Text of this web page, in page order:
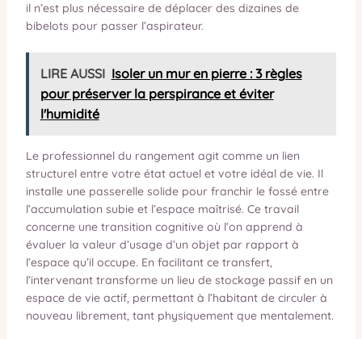
il n’est plus nécessaire de déplacer des dizaines de
bibelots pour passer l’aspirateur.
LIRE AUSSI Isoler un mur en pierre : 3 règles
pour préserver la perspirance et éviter
l'humidité
Le professionnel du rangement agit comme un lien
structurel entre votre état actuel et votre idéal de vie. Il
installe une passerelle solide pour franchir le fossé entre
l’accumulation subie et l’espace maîtrisé. Ce travail
concerne une transition cognitive où l’on apprend à
évaluer la valeur d’usage d’un objet par rapport à
l’espace qu’il occupe. En facilitant ce transfert,
l’intervenant transforme un lieu de stockage passif en un
espace de vie actif, permettant à l’habitant de circuler à
nouveau librement, tant physiquement que mentalement.